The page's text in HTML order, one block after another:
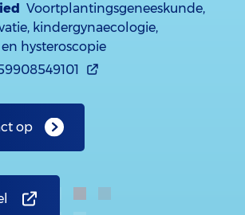
Voortplantingsgeneeskunde,
kindergynaecologie,
hysteroscopie
op